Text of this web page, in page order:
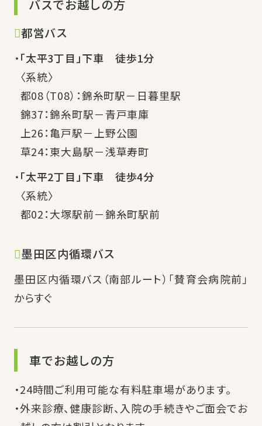
バスでお越しの方
都営バス
「太平3丁目」下車 徒歩1分
〈系統〉
都08（T08）：錦糸町駅－日暮里駅
錦37：錦糸町駅－青戸車庫
上26：亀戸駅－上野公園
草24：東大島駅－浅草寿町
「太平2丁目」下車 徒歩4分
〈系統〉
都02：大塚駅前－錦糸町駅前
墨田区内循環バス
墨田区内循環バス（南部ルート）「賛育会病院前」
からすぐ
車でお越しの方
24時間ご利用可能な有料駐車場があります。
外来診療、健康診断、入院の手続きやご面会でお